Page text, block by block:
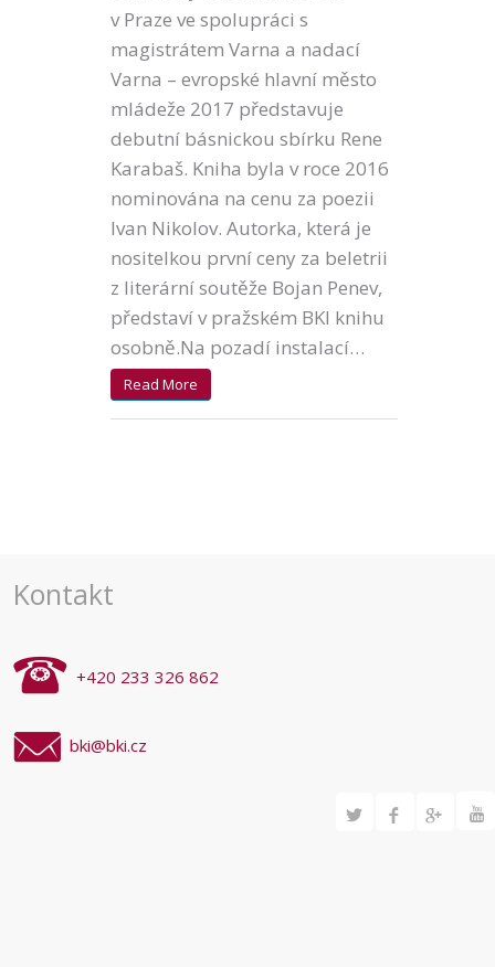
v Praze ve spolupráci s
magistrátem Varna a nadací
Varna – evropské hlavní město
mládeže 2017 představuje
debutní básnickou sbírku Rene
Karabaš. Kniha byla v roce 2016
nominována na cenu za poezii
Ivan Nikolov. Autorka, která je
nositelkou první ceny za beletrii
z literární soutěže Bojan Penev,
představí v pražském BKI knihu
osobně.Na pozadí instalací…
Read More
Kontakt
+420 233 326 862
bki@bki.cz